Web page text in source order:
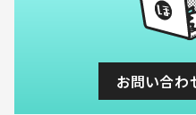
お問い合わ